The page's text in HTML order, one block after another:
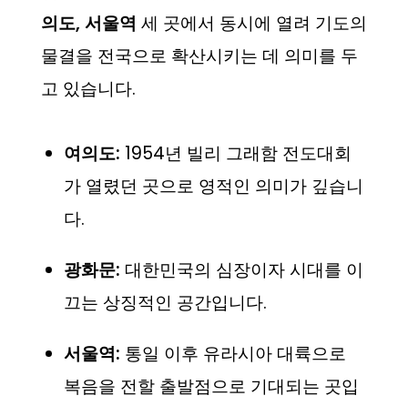
의도, 서울역 세 곳에서 동시에 열려 기도의
물결을 전국으로 확산시키는 데 의미를 두
고 있습니다.
여의도: 1954년 빌리 그래함 전도대회
가 열렸던 곳으로 영적인 의미가 깊습니
다.
광화문: 대한민국의 심장이자 시대를 이
끄는 상징적인 공간입니다.
서울역: 통일 이후 유라시아 대륙으로
복음을 전할 출발점으로 기대되는 곳입